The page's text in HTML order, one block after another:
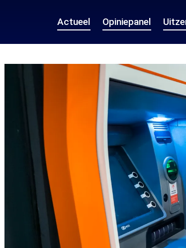
Actueel Opiniepanel